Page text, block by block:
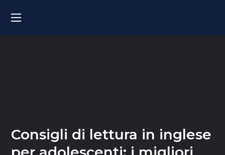
Consigli di lettura in inglese